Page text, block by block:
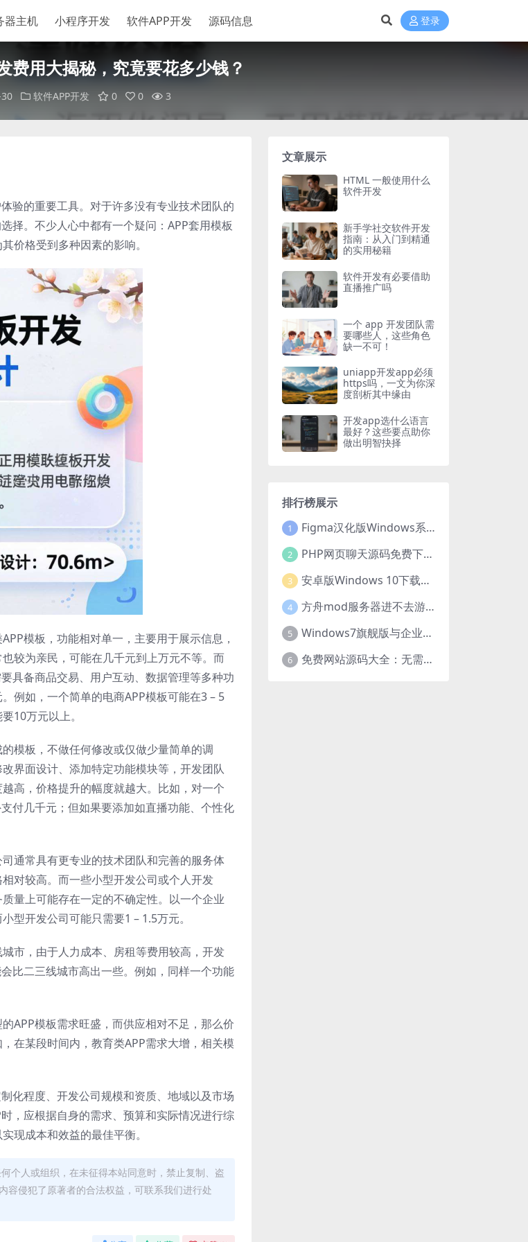
器主机 小程序开发 软件APP开发 源码信息 登录
费用大揭秘，究竟要花多少钱？
软件APP开发 0 0 3
验的重要工具。对于许多没有专业技术团队的
择。不少人心中都有一个疑问：APP套用模板
价格受到多种因素的影响。
模板，功能相对单一，主要用于展示信息，
较为亲民，可能在几千元到上万元不等。而
具备商品交易、用户互动、数据管理等多种功
例如，一个简单的电商APP模板可能在3 – 5
10万元以上。
模板，不做任何修改或仅做少量简单的调
界面设计、添加特定功能模块等，开发团队
高，价格提升的幅度就越大。比如，对一个
付几千元；但如果要添加如直播功能、个性化
通常具有更专业的技术团队和完善的服务体
对较高。而一些小型开发公司或个人开发
量上可能存在一定的不确定性。以一个企业
型开发公司可能只需要1 – 1.5万元。
市，由于人力成本、房租等费用较高，开发
比二三线城市高出一些。例如，同样一个功能
APP模板需求旺盛，而供应相对不足，那么价
在某段时间内，教育类APP需求大增，相关模
化程度、开发公司规模和资质、地域以及市场
，应根据自身的需求、预算和实际情况进行综
现成本和效益的最佳平衡。
个人或组织，在未征得本站同意时，禁止复制、盗
容侵犯了原著者的合法权益，可联系我们进行处
文章展示
HTML 一般使用什么
软件开发
新手学社交软件开发
指南：从入门到精通
的实用秘籍
软件开发有必要借助
直播推广吗
一个 app 开发团队需
要哪些人，这些角色
缺一不可！
uniapp开发app必须
https吗，一文为你深
度剖析其中缘由
开发app选什么语言
最好？这些要点助你
做出明智抉择
排行榜展示
1 Figma汉化版Windows系统下载安装全攻略
2 PHP网页聊天源码免费下载，开启便捷在线聊天开发之旅
3 安卓版Windows 10下载安装全攻略
4 方舟mod服务器进不去游戏？这些原因和解决办法你得知道
5 Windows7旗舰版与企业版大揭秘：差异之处全知晓
6 免费网站源码大全：无需下载，海量资源轻松获取